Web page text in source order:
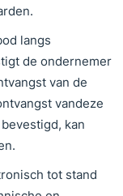
langs
de ondernemer
van de
vandeze
kan
tot stand